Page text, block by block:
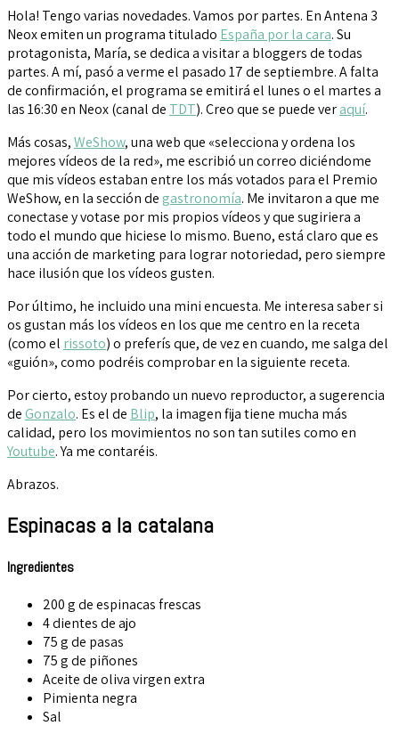
Hola! Tengo varias novedades. Vamos por partes. En Antena 3
Neox emiten un programa titulado España por la cara. Su
protagonista, María, se dedica a visitar a bloggers de todas
partes. A mí, pasó a verme el pasado 17 de septiembre. A falta
de confirmación, el programa se emitirá el lunes o el martes a
las 16:30 en Neox (canal de TDT). Creo que se puede veraquí.
Más cosas,WeShow, una web que «selecciona y ordena los
mejores vídeos de la red», me escribió un correo diciéndome
que mis vídeos estaban entre los más votados para el Premio
WeShow, en la sección de gastronomía. Me invitaron a que me
conectase y votase por mis propios vídeos y que sugiriera a
todo el mundo que hiciese lo mismo. Bueno, está claro que es
una acción de marketing para lograr notoriedad, pero siempre
hace ilusión que los vídeos gusten.
Por último, he incluido una mini encuesta. Me interesa saber si
os gustan más los vídeos en los que me centro en la receta
(como el rissoto) o preferís que, de vez en cuando, me salga del
«guión», como podréis comprobar en la siguiente receta.
Por cierto, estoy probando un nuevo reproductor, a sugerencia
deGonzalo. Es el de Blip, la imagen fija tiene mucha más
calidad, pero los movimientos no son tan sutiles como en
Youtube. Ya me contaréis.
Abrazos.
Espinacas a la catalana
Ingredientes
200 g de espinacas frescas
4 dientes de ajo
75 g de pasas
75 g de piñones
Aceite de oliva virgen extra
Pimienta negra
Sal